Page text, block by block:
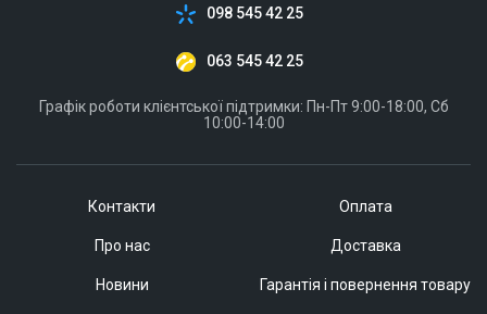
Контакти
Про нас
Новини
Оплата
Доставка
Гарантія і повернення товару
098 545 42 25
063 545 42 25
Графік роботи клієнтської підтримки: Пн-Пт 9:00-18:00, Сб
10:00-14:00